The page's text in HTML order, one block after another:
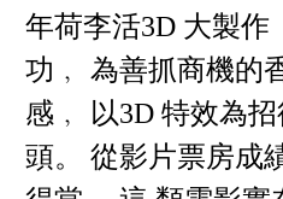
年荷李活3D 大製作
功﹐ 為善抓商機的
感﹐ 以3D 特效為
頭。 從影片票房成